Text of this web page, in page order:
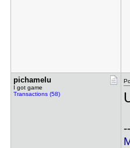
pichamelu
I got game
Transactions (58)